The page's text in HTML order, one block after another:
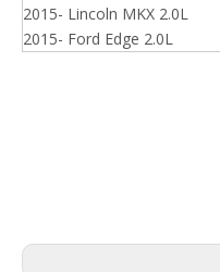
2015- Lincoln MKX 2.0L
2015- Ford Edge 2.0L